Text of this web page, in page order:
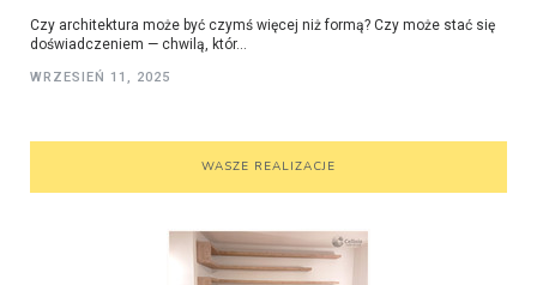
Czy architektura może być czymś więcej niż formą? Czy może stać się
doświadczeniem — chwilą, któr...
WRZESIEŃ 11, 2025
WASZE REALIZACJE